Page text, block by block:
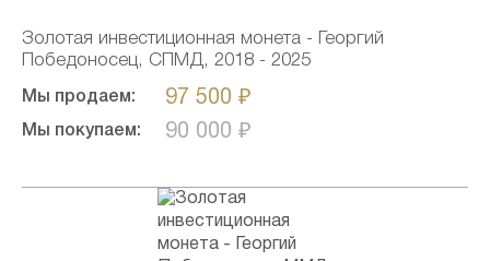
Золотая инвестиционная монета - Георгий
Победоносец, СПМД, 2018 - 2025
Мы продаем: 97 500 ₽
Мы покупаем: 90 000 ₽